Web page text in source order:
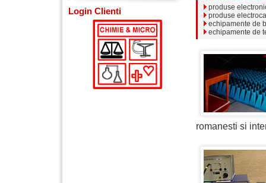
Login Clienti
produse
produse
echipamente de
echipamente de
romanesti si